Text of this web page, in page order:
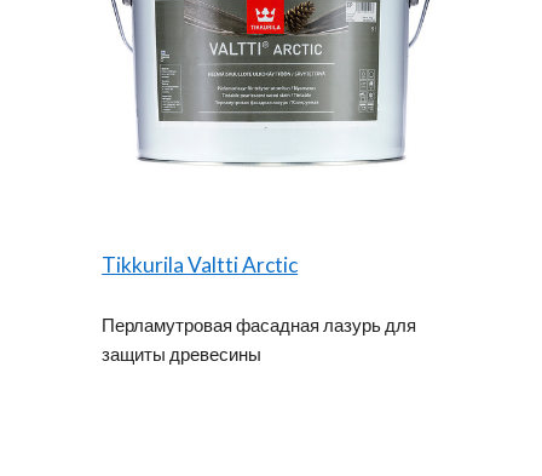
Tikkurila Valtti Arctic
Перламутровая фасадная лазурь для
защиты древесины